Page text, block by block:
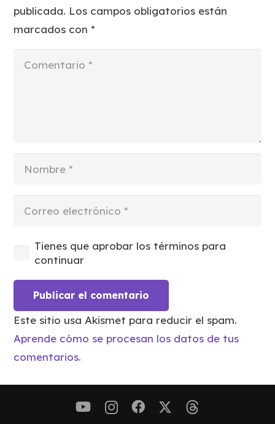
publicada. Los campos obligatorios están
marcados con*
Tienes que aprobar los términos para
continuar
Publicar el comentario
Este sitio usa Akismet para reducir el spam.
Aprende cómo se procesan los datos de tus
comentarios.